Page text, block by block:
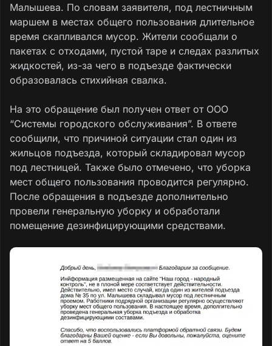
Малышева. По словам заявителя, под лестничным
маршем в местах общего пользования длительное
время скапливался мусор. Жители сообщали о
пакетах с отходами, пустой таре и следах разлитых
жидкостей, из-за чего в подъезде фактически
образовалась стихийная свалка.
На это обращение был получен ответ от ООО
“Системы городского обслуживания”. В ответе
сообщили, что причиной ситуации стал один из
жильцов подъезда, который складировал мусор
под лестницей. Также было отмечено, что уборка
мест общего пользования проводится регулярно.
После обращения в подъезде дополнительно
провели генеральную уборку и обработали
помещение дезинфицирующими средствами.